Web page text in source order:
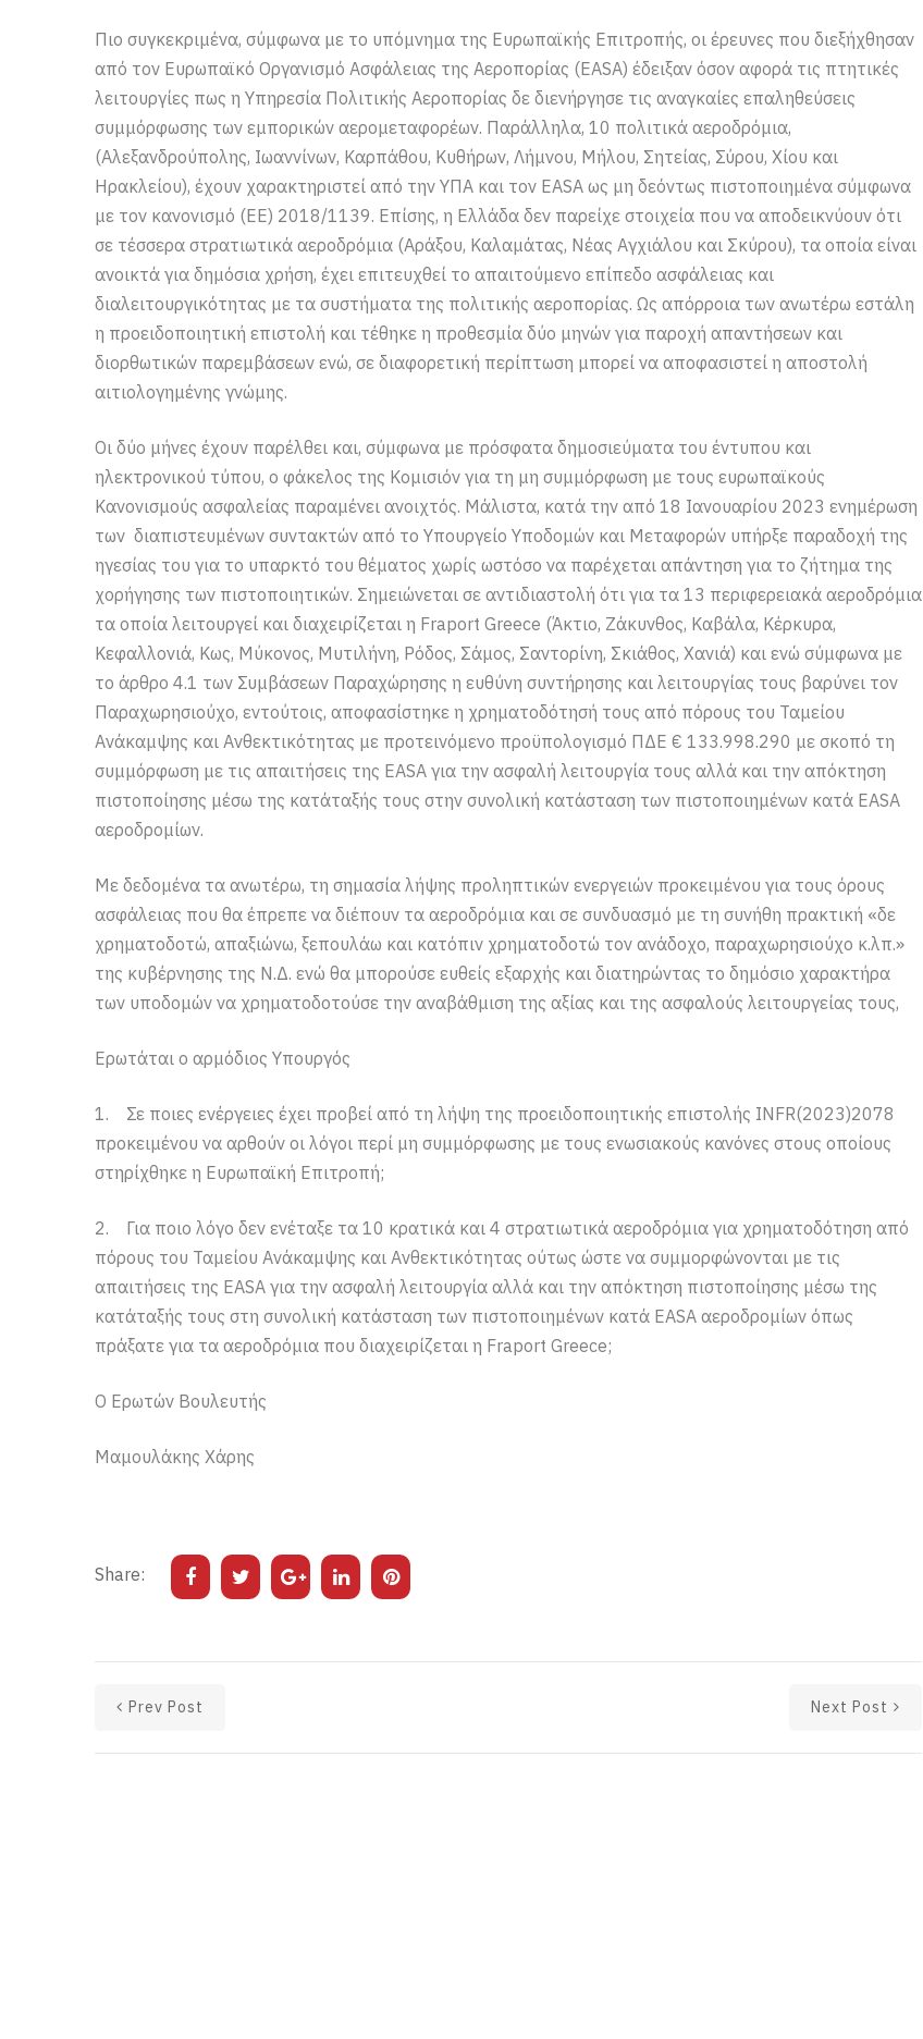
Πιο συγκεκριμένα, σύμφωνα με το υπόμνημα της Ευρωπαϊκής Επιτροπής, οι έρευνες που διεξήχθησαν
από τον Ευρωπαϊκό Οργανισμό Ασφάλειας της Αεροπορίας (ΕASA) έδειξαν όσον αφορά τις πτητικές
λειτουργίες πως η Υπηρεσία Πολιτικής Αεροπορίας δε διενήργησε τις αναγκαίες επαληθεύσεις
συμμόρφωσης των εμπορικών αερομεταφορέων. Παράλληλα, 10 πολιτικά αεροδρόμια,
(Αλεξανδρούπολης, Ιωαννίνων, Καρπάθου, Κυθήρων, Λήμνου, Μήλου, Σητείας, Σύρου, Χίου και
Ηρακλείου), έχουν χαρακτηριστεί από την ΥΠΑ και τον EASA ως μη δεόντως πιστοποιημένα σύμφωνα
με τον κανονισμό (ΕΕ) 2018/1139. Επίσης, η Ελλάδα δεν παρείχε στοιχεία που να αποδεικνύουν ότι
σε τέσσερα στρατιωτικά αεροδρόμια (Αράξου, Καλαμάτας, Νέας Αγχιάλου και Σκύρου), τα οποία είναι
ανοικτά για δημόσια χρήση, έχει επιτευχθεί το απαιτούμενο επίπεδο ασφάλειας και
διαλειτουργικότητας με τα συστήματα της πολιτικής αεροπορίας. Ως απόρροια των ανωτέρω εστάλη
η προειδοποιητική επιστολή και τέθηκε η προθεσμία δύο μηνών για παροχή απαντήσεων και
διορθωτικών παρεμβάσεων ενώ, σε διαφορετική περίπτωση μπορεί να αποφασιστεί η αποστολή
αιτιολογημένης γνώμης.
Οι δύο μήνες έχουν παρέλθει και, σύμφωνα με πρόσφατα δημοσιεύματα του έντυπου και
ηλεκτρονικού τύπου, ο φάκελος της Κομισιόν για τη μη συμμόρφωση με τους ευρωπαϊκούς
Κανονισμούς ασφαλείας παραμένει ανοιχτός. Μάλιστα, κατά την από 18 Ιανουαρίου 2023 ενημέρωση
των διαπιστευμένων συντακτών από το Υπουργείο Υποδομών και Μεταφορών υπήρξε παραδοχή της
ηγεσίας του για το υπαρκτό του θέματος χωρίς ωστόσο να παρέχεται απάντηση για το ζήτημα της
χορήγησης των πιστοποιητικών. Σημειώνεται σε αντιδιαστολή ότι για τα 13 περιφερειακά αεροδρόμια
τα οποία λειτουργεί και διαχειρίζεται η Fraport Greece (Άκτιο, Ζάκυνθος, Καβάλα, Κέρκυρα,
Κεφαλλονιά, Κως, Μύκονος, Μυτιλήνη, Ρόδος, Σάμος, Σαντορίνη, Σκιάθος, Χανιά) και ενώ σύμφωνα με
το άρθρο 4.1 των Συμβάσεων Παραχώρησης η ευθύνη συντήρησης και λειτουργίας τους βαρύνει τον
Παραχωρησιούχο, εντούτοις, αποφασίστηκε η χρηματοδότησή τους από πόρους του Ταμείου
Ανάκαμψης και Ανθεκτικότητας με προτεινόμενο προϋπολογισμό ΠΔΕ € 133.998.290 με σκοπό τη
συμμόρφωση με τις απαιτήσεις της EASA για την ασφαλή λειτουργία τους αλλά και την απόκτηση
πιστοποίησης μέσω της κατάταξής τους στην συνολική κατάσταση των πιστοποιημένων κατά EASA
αεροδρομίων.
Με δεδομένα τα ανωτέρω, τη σημασία λήψης προληπτικών ενεργειών προκειμένου για τους όρους
ασφάλειας που θα έπρεπε να διέπουν τα αεροδρόμια και σε συνδυασμό με τη συνήθη πρακτική «δε
χρηματοδοτώ, απαξιώνω, ξεπουλάω και κατόπιν χρηματοδοτώ τον ανάδοχο, παραχωρησιούχο κ.λπ.»
της κυβέρνησης της Ν.Δ. ενώ θα μπορούσε ευθείς εξαρχής και διατηρώντας το δημόσιο χαρακτήρα
των υποδομών να χρηματοδοτούσε την αναβάθμιση της αξίας και της ασφαλούς λειτουργείας τους,
Ερωτάται ο αρμόδιος Υπουργός
1. Σε ποιες ενέργειες έχει προβεί από τη λήψη της προειδοποιητικής επιστολής INFR(2023)2078
προκειμένου να αρθούν οι λόγοι περί μη συμμόρφωσης με τους ενωσιακούς κανόνες στους οποίους
στηρίχθηκε η Ευρωπαϊκή Επιτροπή;
2. Για ποιο λόγο δεν ενέταξε τα 10 κρατικά και 4 στρατιωτικά αεροδρόμια για χρηματοδότηση από
πόρους του Ταμείου Ανάκαμψης και Ανθεκτικότητας ούτως ώστε να συμμορφώνονται με τις
απαιτήσεις της EASA για την ασφαλή λειτουργία αλλά και την απόκτηση πιστοποίησης μέσω της
κατάταξής τους στη συνολική κατάσταση των πιστοποιημένων κατά EASA αεροδρομίων όπως
πράξατε για τα αεροδρόμια που διαχειρίζεται η Fraport Greece;
Ο Ερωτών Βουλευτής
Μαμουλάκης Χάρης
Share:
Prev Post Next Post